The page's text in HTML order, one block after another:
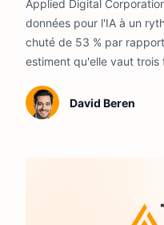
semaines
Applied Digital
données pour l'IA à un
chuté de 53 % par
estiment qu'elle vaut trois
David Beren